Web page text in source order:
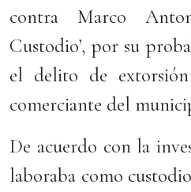
contra Marco
Custodio’, por su
el delito de
comerciante del
De acuerdo con la
laboraba como